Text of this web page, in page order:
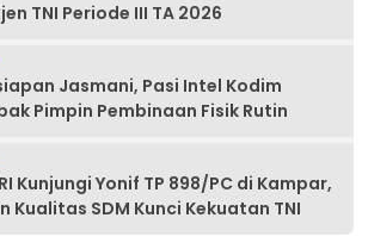
TNI Periode III TA 2026
Jasmani, Pasi Intel Kodim
Pimpin Pembinaan Fisik Rutin
Kunjungi Yonif TP 898/PC di Kampar,
Kualitas SDM Kunci Kekuatan TNI